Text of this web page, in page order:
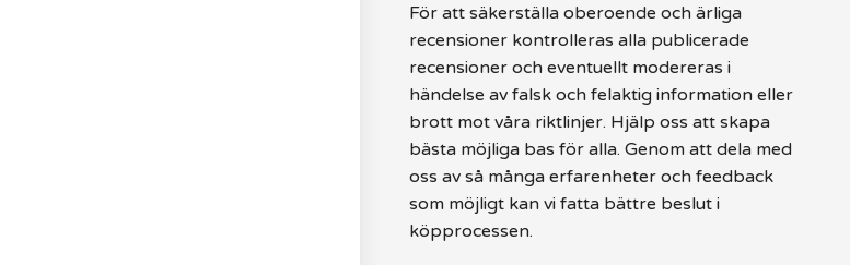
För att säkerställa oberoende och ärliga
recensioner kontrolleras alla publicerade
recensioner och eventuellt modereras i
händelse av falsk och felaktig information eller
brott mot våra riktlinjer. Hjälp oss att skapa
bästa möjliga bas för alla. Genom att dela med
oss av så många erfarenheter och feedback
som möjligt kan vi fatta bättre beslut i
köpprocessen.